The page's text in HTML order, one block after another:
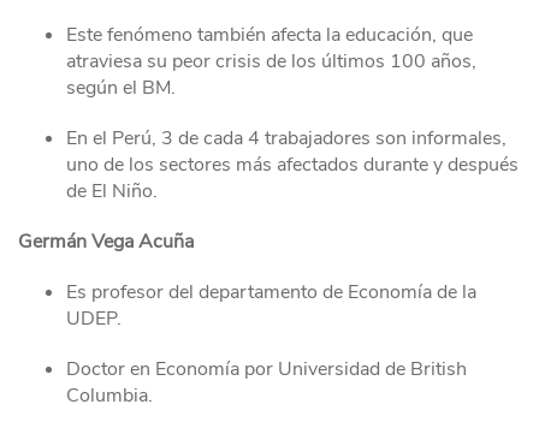
Este fenómeno también afecta la educación, que
atraviesa su peor crisis de los últimos 100 años,
según el BM.
En el Perú, 3 de cada 4 trabajadores son informales,
uno de los sectores más afectados durante y después
de El Niño.
Germán Vega Acuña
Es profesor del departamento de Economía de la
UDEP.
Doctor en Economía por Universidad de British
Columbia.